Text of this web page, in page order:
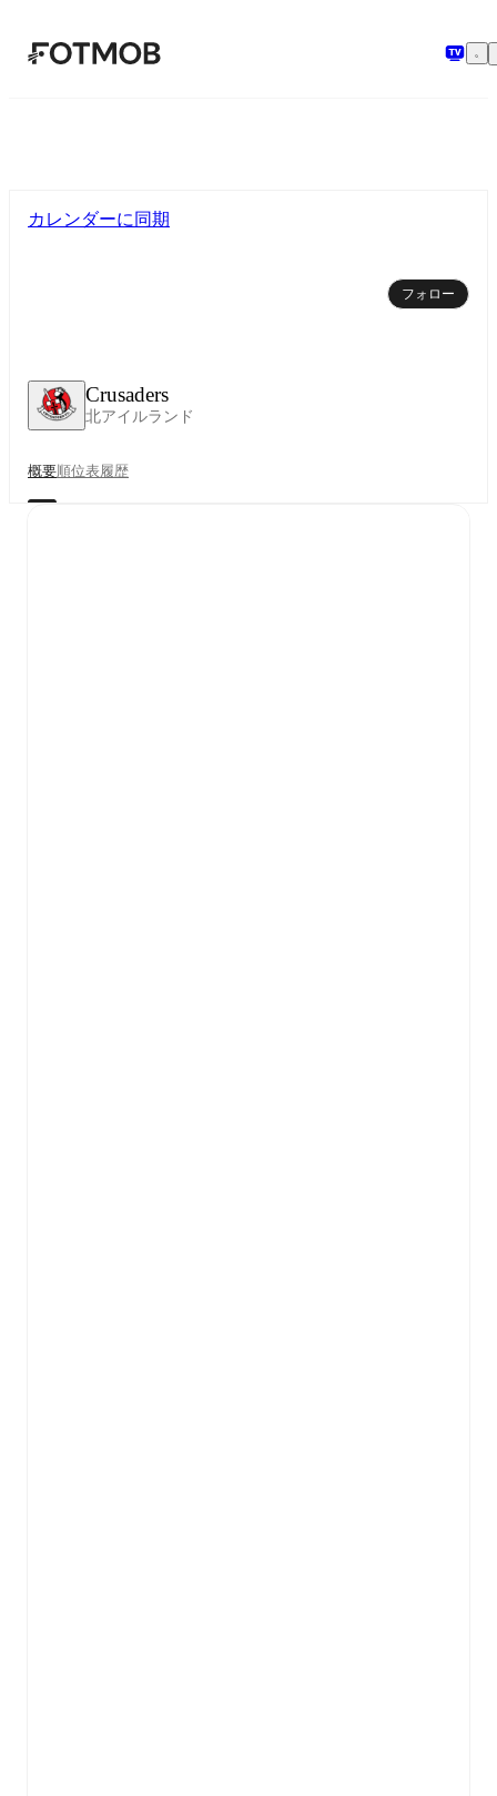
メインコンテンツへスキップ
Crusaders
北アイルランド
カレンダーに同期
フォロー
概要順位表履歴